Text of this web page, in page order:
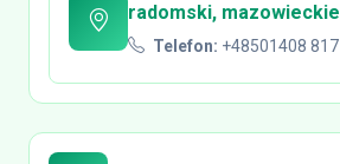
radomski, mazowieckie
Telefon: +48501408 817